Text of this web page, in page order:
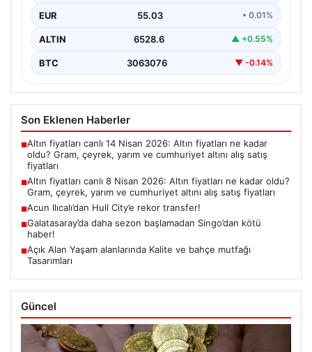
EUR 55.03 • 0.01%
ALTIN 6528.6 ▲ +0.55%
BTC 3063076 ▼ -0.14%
Son Eklenen Haberler
■Altın fiyatları canlı 14 Nisan 2026: Altın fiyatları ne kadar
oldu? Gram, çeyrek, yarım ve cumhuriyet altını alış satış
fiyatları
■Altın fiyatları canlı 8 Nisan 2026: Altın fiyatları ne kadar oldu?
Gram, çeyrek, yarım ve cumhuriyet altını alış satış fiyatları
■Acun Ilıcalı’dan Hull City’e rekor transfer!
■Galatasaray’da daha sezon başlamadan Singo’dan kötü
haber!
■Açık Alan Yaşam alanlarında Kalite ve bahçe mutfağı
Tasarımları
Güncel